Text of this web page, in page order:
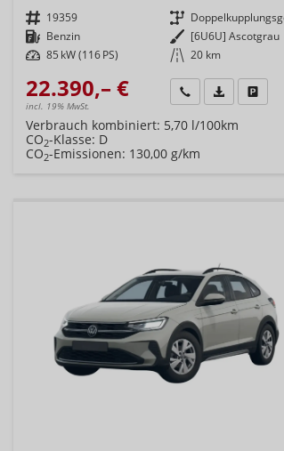
Fahrzeugnr. 19359 Getriebe
Kraftstoff Benzin Außenfarbe [6U6U] Ascotgrau
Leistung 85 kW (116 PS) Kilometerstand 20 km
22.390,– €
incl. 19% MwSt.
Wir rufen Sie an
Verbrauch kombiniert: 5,70 l/100km
CO2-Klasse: D
CO2-Emissionen: 130,00 g/km